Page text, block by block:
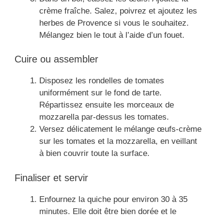
crème fraîche. Salez, poivrez et ajoutez les
herbes de Provence si vous le souhaitez.
Mélangez bien le tout à l’aide d’un fouet.
Cuire ou assembler
Disposez les rondelles de tomates
uniformément sur le fond de tarte.
Répartissez ensuite les morceaux de
mozzarella par-dessus les tomates.
Versez délicatement le mélange œufs-crème
sur les tomates et la mozzarella, en veillant
à bien couvrir toute la surface.
Finaliser et servir
Enfournez la quiche pour environ 30 à 35
minutes. Elle doit être bien dorée et le